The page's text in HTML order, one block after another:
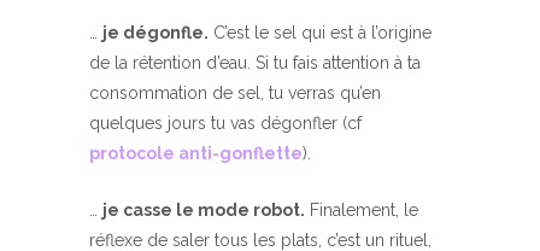
je dégonfle. C’est le sel qui est à l’origine
de la rétention d’eau. Si tu fais attention à ta
consommation de sel, tu verras qu’en
quelques jours tu vas dégonfler (cf
protocole anti-gonflette).
je casse le mode robot. Finalement, le
réflexe de saler tous les plats, c’est un rituel,